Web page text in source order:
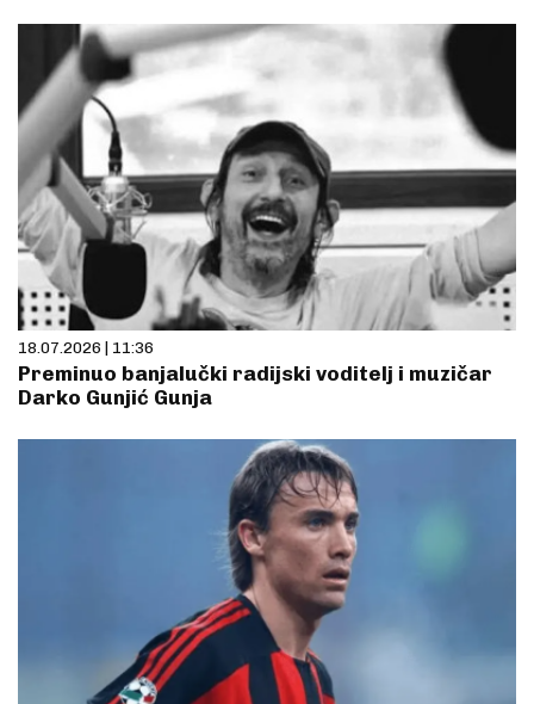
18.07.2026 | 11:36
Preminuo banjalučki radijski voditelj i muzičar
Darko Gunjić Gunja